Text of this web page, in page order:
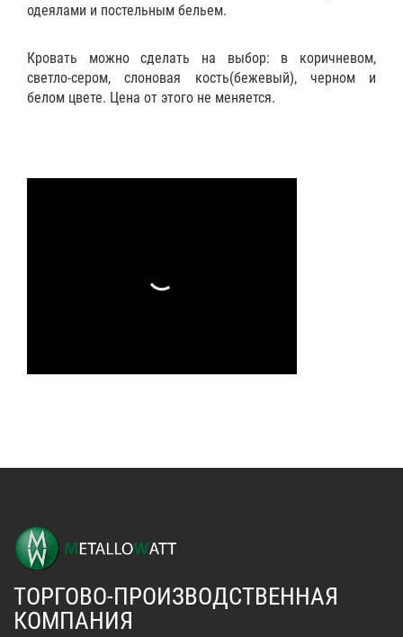
одеялами и постельным бельем.
Кровать можно сделать на выбор: в коричневом,
светло-сером, слоновая кость(бежевый), черном и
белом цвете. Цена от этого не меняется.
ТОРГОВО-ПРОИЗВОДСТВЕННАЯ
КОМПАНИЯ